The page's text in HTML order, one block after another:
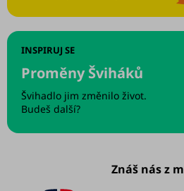
INSPIRUJ SE
Proměny Šviháků
Švihadlo jim změnilo život.
Budeš další?
Znáš nás z